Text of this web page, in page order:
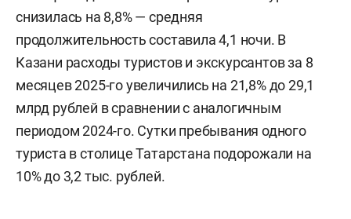
снизилась на 8,8% — средняя
продолжительность составила 4,1 ночи. В
Казани расходы туристов и экскурсантов за 8
месяцев 2025-го увеличились на 21,8% до 29,1
млрд рублей в сравнении с аналогичным
периодом 2024-го. Сутки пребывания одного
туриста в столице Татарстана подорожали на
10% до 3,2 тыс. рублей.